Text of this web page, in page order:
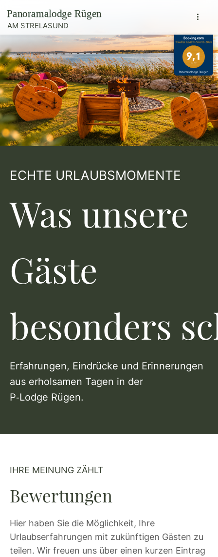
ECHTE URLAUBSMOMENTE
Was unsere
Gäste
besonders
Erfahrungen, Eindrücke und Erinnerungen
aus erholsamen Tagen in der
P‑Lodge Rügen.
IHRE MEINUNG ZÄHLT
Bewertungen
Hier haben Sie die Möglichkeit, Ihre
Urlaubserfahrungen mit zukünftigen Gästen zu
teilen. Wir freuen uns über einen kurzen Eintrag